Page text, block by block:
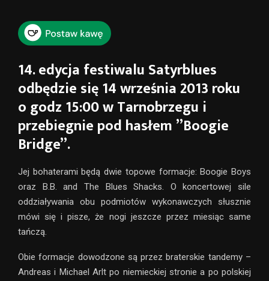
14. edycja festiwalu Satyrblues
odbędzie się 14 września 2013 roku
o godz 15:00 w Tarnobrzegu i
przebiegnie pod hasłem ”Boogie
Bridge”.
Jej bohaterami będą dwie topowe formacje: Boogie Boys
oraz B.B. and The Blues Shacks. O koncertowej sile
oddziaływania obu podmiotów wykonawczych słusznie
mówi się i pisze, że nogi jeszcze przez miesiąc same
tańczą.
Obie formacje dowodzone są przez braterskie tandemy –
Andreas i Michael Arlt po niemieckiej stronie a po polskiej